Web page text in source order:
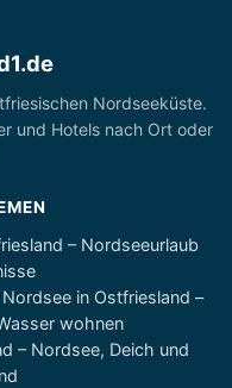
Nordseeküste.
und Hotels nach Ort oder
– Nordseeurlaub
in Ostfriesland –
wohnen
– Nordsee, Deich und